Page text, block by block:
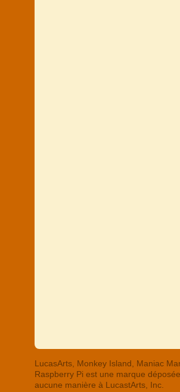
LucasArts, Monkey Island, Maniac
Raspberry Pi est une marque
aucune manière à LucastArts, Inc.